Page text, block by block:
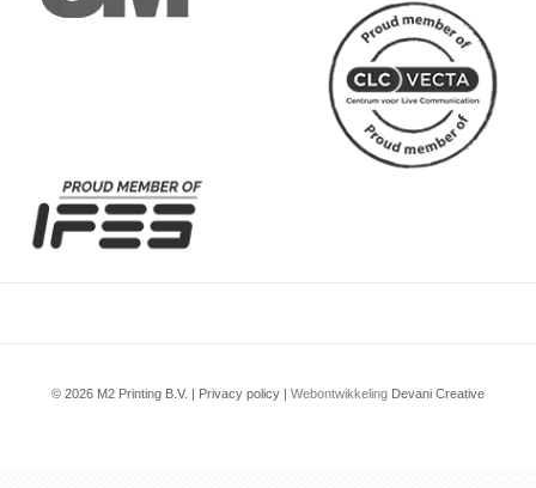
© 2026 M2 Printing B.V. | Privacy policy | Webontwikkeling Devani Creative